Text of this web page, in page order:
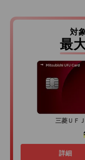
対
最
三菱ＵＦ
詳細